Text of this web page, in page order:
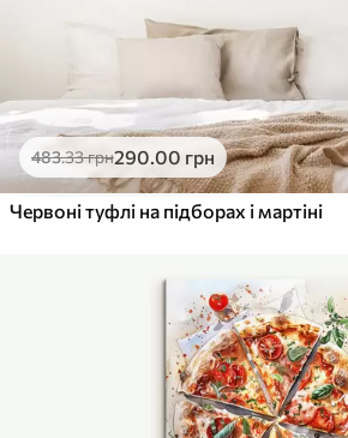
483.33грн290.00 грн
Червоні туфлі на підборах і мартіні